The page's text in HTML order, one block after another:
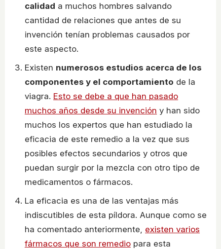
calidad a muchos hombres salvando
cantidad de relaciones que antes de su
invención tenían problemas causados por
este aspecto.
Existen numerosos estudios acerca de los
componentes y el comportamiento de la
viagra. Esto se debe a que han pasado
muchos años desde su invención y han sido
muchos los expertos que han estudiado la
eficacia de este remedio a la vez que sus
posibles efectos secundarios y otros que
puedan surgir por la mezcla con otro tipo de
medicamentos o fármacos.
La eficacia es una de las ventajas más
indiscutibles de esta píldora. Aunque como se
ha comentado anteriormente, existen varios
fármacos que son remedio para esta